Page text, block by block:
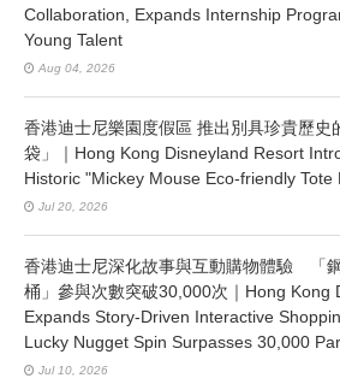
Collaboration, Expands Internship
Young Talent
Aug 04, 2026
香港迪士尼樂園度假區 推出別具珍貴歷史
袋」｜Hong Kong Disneyland Resort
Historic "Mickey Mouse Eco-friendly Tote
Jul 20, 2026
香港迪士尼深化故事與互動購物體驗 「
桶」參與次數突破30,000次｜Hong Kong
Expands Story-Driven Interactive
Lucky Nugget Spin Surpasses 30,000
Jul 10, 2026